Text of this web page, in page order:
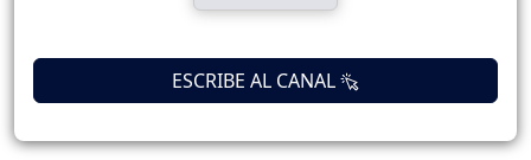
ESCRIBE AL CANAL